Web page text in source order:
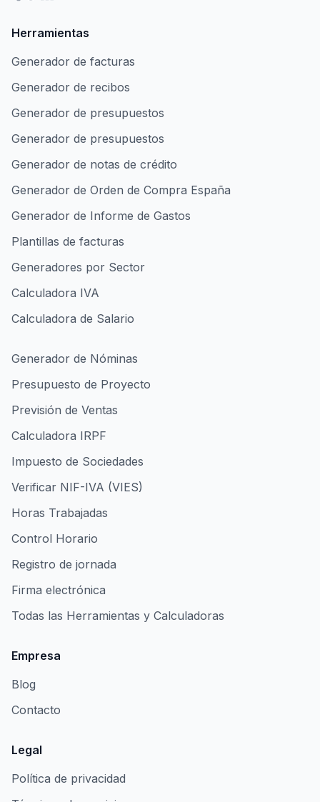
Herramientas
Generador de facturas
Generador de recibos
Generador de presupuestos
Generador de presupuestos
Generador de notas de crédito
Generador de Orden de Compra España
Generador de Informe de Gastos
Plantillas de facturas
Generadores por Sector
Calculadora IVA
Calculadora de Salario
Generador de Nóminas
Presupuesto de Proyecto
Previsión de Ventas
Calculadora IRPF
Impuesto de Sociedades
Verificar NIF-IVA (VIES)
Horas Trabajadas
Control Horario
Registro de jornada
Firma electrónica
Todas las Herramientas y Calculadoras
Empresa
Blog
Contacto
Legal
Política de privacidad